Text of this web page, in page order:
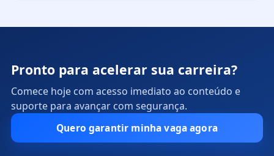
Pronto para acelerar sua carreira?
Comece hoje com acesso imediato ao conteúdo e
suporte para avançar com segurança.
Quero garantir minha vaga agora